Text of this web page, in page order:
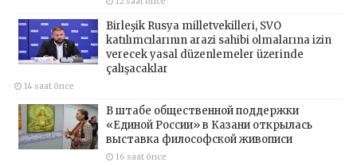
Birleşik Rusya milletvekilleri, SVO
katılımcılarının arazi sahibi olmalarına izin
verecek yasal düzenlemeler üzerinde
çalışacaklar
14 saat önce
В штабе общественной поддержки
«Единой России» в Казани открылась
выставка философской живописи
16 saat önce